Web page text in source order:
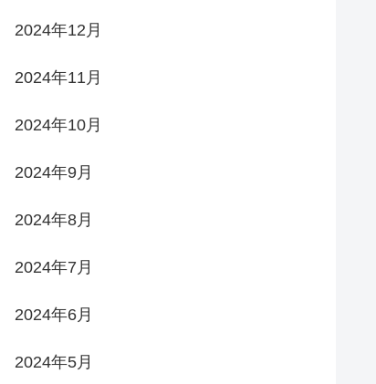
2024年12月
2024年11月
2024年10月
2024年9月
2024年8月
2024年7月
2024年6月
2024年5月